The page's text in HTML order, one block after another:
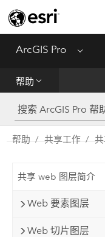
ArcGIS Pro Menu
帮助
工具参考
Python
帮助 共享工作
共享 web 图层简介
Web 要素图层
Web 切片图层